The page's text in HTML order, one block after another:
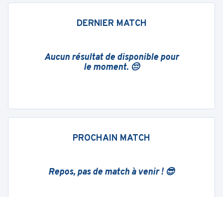
DERNIER MATCH
Aucun résultat de disponible pour
le moment. 😔
PROCHAIN MATCH
Repos, pas de match à venir ! 😎